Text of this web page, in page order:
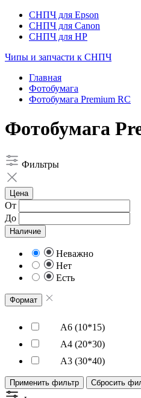
СНПЧ для Epson
СНПЧ для Canon
СНПЧ для HP
Чипы и запчасти к СНПЧ
Главная
Фотобумага
Фотобумага Premium RC
Фотобумага
Фильтры
Цена
От
До
Наличие
Неважно
Нет
Есть
Формат
А6 (10*15)
А4 (20*30)
А3 (30*40)
Применить фильтр Сбросить